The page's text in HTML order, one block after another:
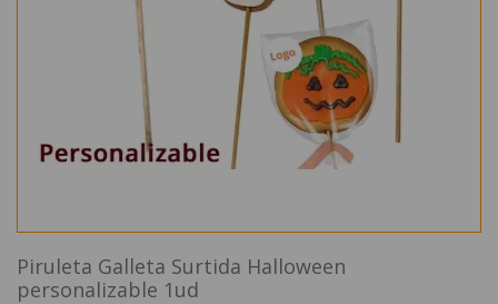
Piruleta Galleta Surtida Halloween
personalizable 1ud